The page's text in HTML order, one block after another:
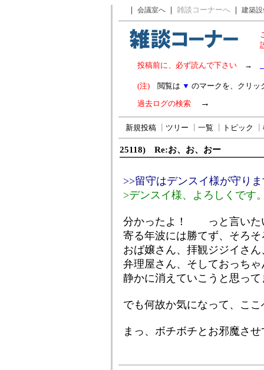
｜ 会議室へ ｜ 雑談コーナーへ ｜ 建築
投稿前に、必ず読んで下さい →
(注) 閲覧は ▼ のマークを、クリッ
過去ログの検索 →
新規投稿 ツリー 一覧 トピック
25118) Re:お、お、おー
>>留守はデンスイ様が守り
>デンスイ様、よろしくです
分かったよ！ っと言いた
寄る年波には勝てず、そろそ
おば嬢さん、拝観ジジイさ
弁理屋さん、そしておっち
静かに消えていこうと思って
でも何故か気になって、こ
まっ、ボチボチとお邪魔さ